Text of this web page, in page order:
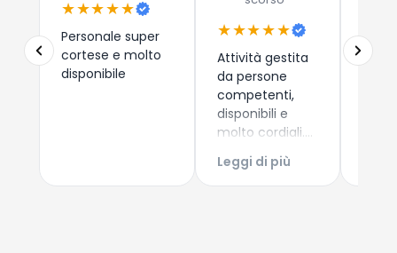
★★★★★
Personale super
cortese e molto
disponibile
★★★★★
Attività gestita
da persone
competenti,
disponibili e
molto cordiali.
Prezzi
competitivi,
articoli di
Leggi di più
Due
che